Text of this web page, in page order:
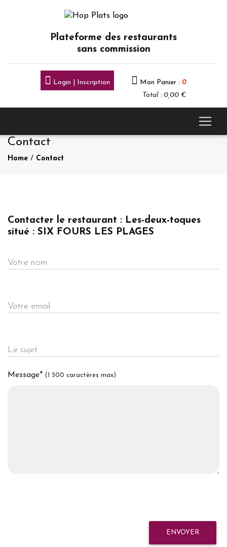
Plateforme des restaurants
sans commission
Login | Inscription Mon Panier : 0
Total : 0,00 €
Contact
Home / Contact
Contacter le restaurant : Les-deux-toques
situé : SIX FOURS LES PLAGES
Votre nom
Votre email
Le sujet
Message* (1 500 caractères max)
ENVOYER